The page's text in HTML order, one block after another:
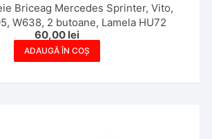
Briceag Mercedes Sprinter, Vito,
W638, 2 butoane, Lamela HU72
60,00 lei
ADAUGĂ ÎN COȘ